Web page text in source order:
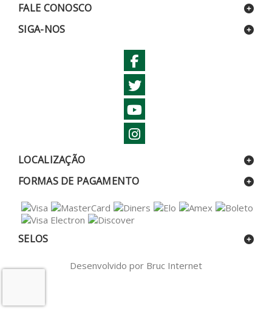
FALE CONOSCO
SIGA-NOS
LOCALIZAÇÃO
FORMAS DE PAGAMENTO
SELOS
Desenvolvido por Bruc Internet